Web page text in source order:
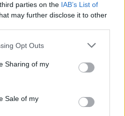
parties on the IAB’s List of
may further disclose it to other
Opt Outs
Sharing of my
Sale of my